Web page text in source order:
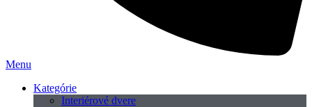
Menu
Kategórie
Interiérové dvere